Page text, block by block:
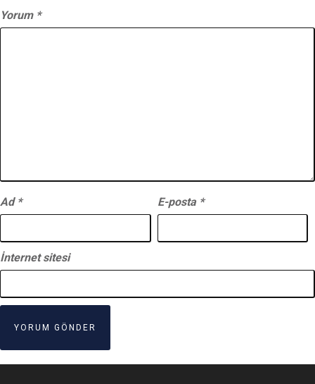
Yorum *
Ad * E-posta *
İnternet sitesi